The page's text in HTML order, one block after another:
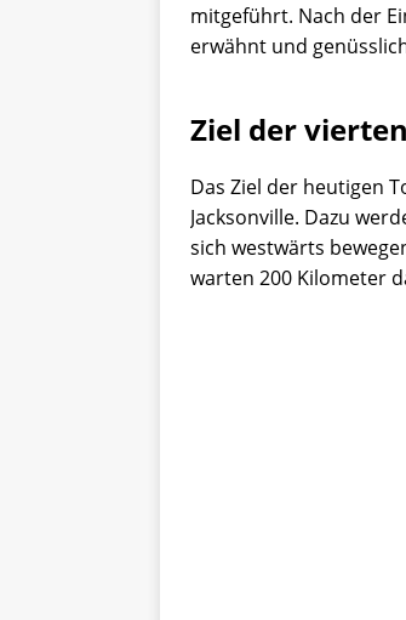
mitgeführt. Nach der
erwähnt und
Ziel der
Das Ziel der heutigen
Jacksonville. Dazu
sich westwärts
warten 200 Kilometer